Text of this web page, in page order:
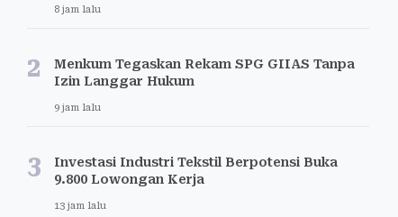
8 jam lalu
2
Menkum Tegaskan Rekam SPG GIIAS Tanpa
Izin Langgar Hukum
9 jam lalu
3
Investasi Industri Tekstil Berpotensi Buka
9.800 Lowongan Kerja
13 jam lalu